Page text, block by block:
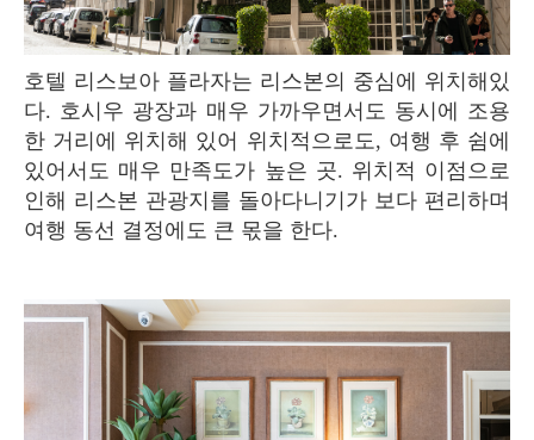
호텔 리스보아 플라자는 리스본의 중심에 위치해있
다. 호시우 광장과 매우 가까우면서도 동시에 조용
한 거리에 위치해 있어 위치적으로도, 여행 후 쉼에
있어서도 매우 만족도가 높은 곳. 위치적 이점으로
인해 리스본 관광지를 돌아다니기가 보다 편리하며
여행 동선 결정에도 큰 몫을 한다.